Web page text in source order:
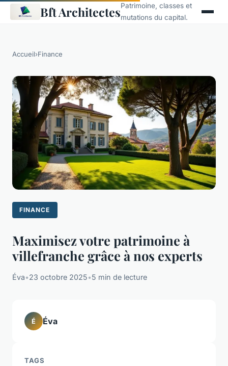
Bft ArchitectesPatrimoine, classes et
mutations du capital.
Accueil›Finance
FINANCE
Maximisez votre patrimoine à
villefranche grâce à nos experts
Éva•23 octobre 2025•5 min de lecture
É Éva
TAGS